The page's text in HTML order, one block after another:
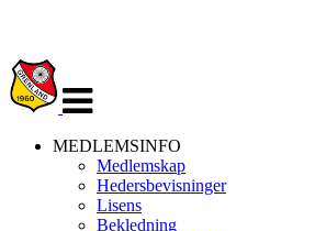
navigasjon
MEDLEMSINFO
Medlemskap
Hedersbevisninger
Lisens
Bekledning